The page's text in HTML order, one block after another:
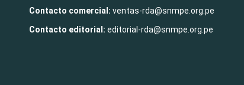
Contacto comercial: ventas-rda@snmpe.org.pe
Contacto editorial: editorial-rda@snmpe.org.pe